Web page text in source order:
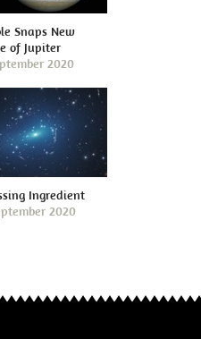
Snaps New
of Jupiter
2020
Ingredient
2020